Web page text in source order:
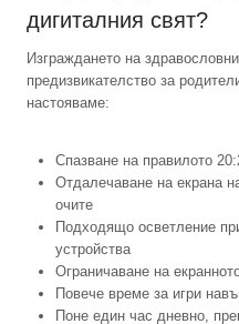
дигиталния свят?
Изграждането на
предизвикателство за
настояваме:
Спазване на правилото
Отдалечаване на екрана
очите
Подходящо осветление
устройства
Ограничаване на
Повече време за игри
Поне един час дневно,